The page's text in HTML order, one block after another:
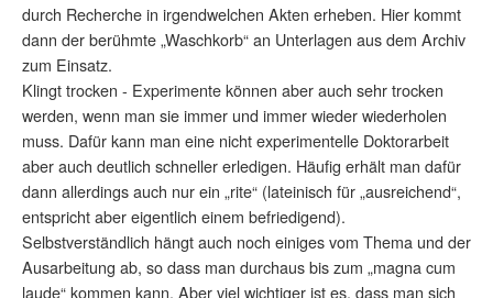
durch Recherche in irgendwelchen Akten erheben. Hier kommt
dann der berühmte „Waschkorb“ an Unterlagen aus dem Archiv
zum Einsatz.
Klingt trocken - Experimente können aber auch sehr trocken
werden, wenn man sie immer und immer wieder wiederholen
muss. Dafür kann man eine nicht experimentelle Doktorarbeit
aber auch deutlich schneller erledigen. Häufig erhält man dafür
dann allerdings auch nur ein „rite“ (lateinisch für „ausreichend“,
entspricht aber eigentlich einem befriedigend).
Selbstverständlich hängt auch noch einiges vom Thema und der
Ausarbeitung ab, so dass man durchaus bis zum „magna cum
laude“ kommen kann. Aber viel wichtiger ist es, dass man sich